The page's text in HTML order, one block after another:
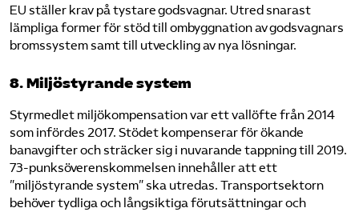
EU ställer krav på tystare godsvagnar. Utred snarast
lämpliga former för stöd till ombyggnation av godsvagnars
bromssystem samt till utveckling av nya lösningar.
8. Miljöstyrande system
Styrmedlet miljökompensation var ett vallöfte från 2014
som infördes 2017. Stödet kompenserar för ökande
banavgifter och sträcker sig i nuvarande tappning till 2019.
73-punksöverenskommelsen innehåller att ett
”miljöstyrande system” ska utredas. Transportsektorn
behöver tydliga och långsiktiga förutsättningar och